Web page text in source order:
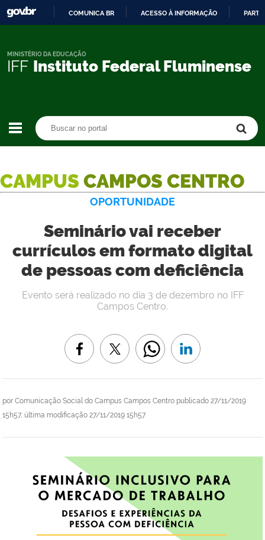
CONTEÚDO
COMUNICA BR ACESSO À INFORMAÇÃO
IFF Instituto Federal Fluminense
MINISTÉRIO DA EDUCAÇÃO
CAMPUS CAMPOS CENTRO
OPORTUNIDADE
Seminário vai receber
currículos em formato digital
de pessoas com deficiência
por Comunicação Social do Campus Campos Centro publicado 27/11/2019
15h57, última modificação 27/11/2019 15h57
Evento será realizado no dia 3 de dezembro no IFF
Campos Centro.